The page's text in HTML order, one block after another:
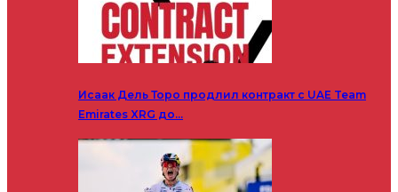
Исаак Дель Торо продлил контракт с UAE Team
Emirates XRG до…